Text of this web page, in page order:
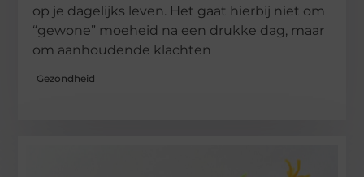
op je dagelijks leven. Het gaat hierbij niet om
“gewone” moeheid na een drukke dag, maar
om aanhoudende klachten
Gezondheid